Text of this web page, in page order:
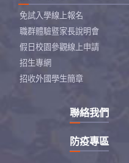
免試入學線上報名
職群體驗暨家長說明會
假日校園參觀線上申請
招生專網
招收外國學生簡章
聯絡我們
防疫專區